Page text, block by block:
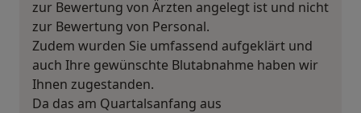
zur Bewertung von Ärzten angelegt ist und nicht
zur Bewertung von Personal.
Zudem wurden Sie umfassend aufgeklärt und
auch Ihre gewünschte Blutabnahme haben wir
Ihnen zugestanden.
Da das am Quartalsanfang aus